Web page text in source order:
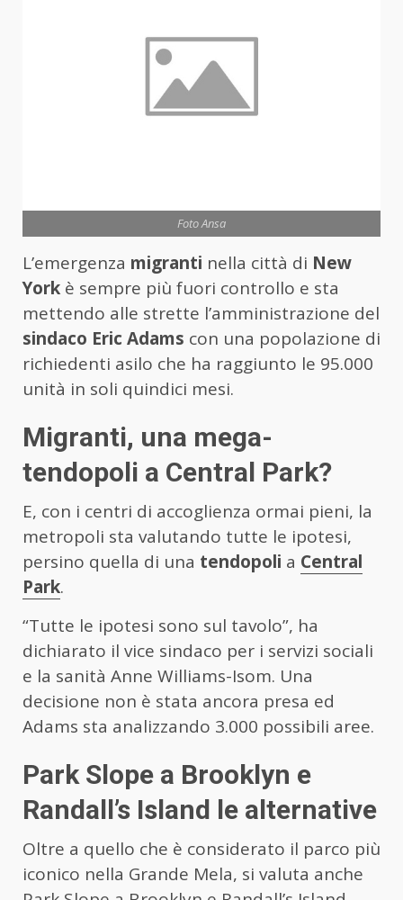
Foto Ansa
L’emergenza migranti nella città di New
York è sempre più fuori controllo e sta
mettendo alle strette l’amministrazione del
sindaco Eric Adams con una popolazione di
richiedenti asilo che ha raggiunto le 95.000
unità in soli quindici mesi.
Migranti, una mega-
tendopoli a Central Park?
E, con i centri di accoglienza ormai pieni, la
metropoli sta valutando tutte le ipotesi,
persino quella di una tendopoli a Central
Park.
“Tutte le ipotesi sono sul tavolo”, ha
dichiarato il vice sindaco per i servizi sociali
e la sanità Anne Williams-Isom. Una
decisione non è stata ancora presa ed
Adams sta analizzando 3.000 possibili aree.
Park Slope a Brooklyn e
Randall’s Island le alternative
Oltre a quello che è considerato il parco più
iconico nella Grande Mela, si valuta anche